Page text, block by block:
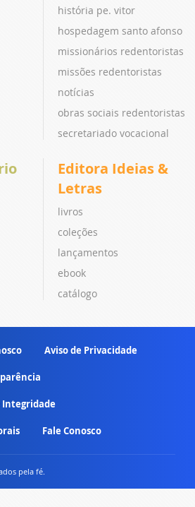
história pe. vitor
hospedagem santo afonso
missionários redentoristas
missões redentoristas
notícias
obras sociais redentoristas
secretariado vocacional
Editora Ideias &
Letras
livros
coleções
lançamentos
ebook
catálogo
Aviso de Privacidade
Integridade
Fale Conosco
pela fé.